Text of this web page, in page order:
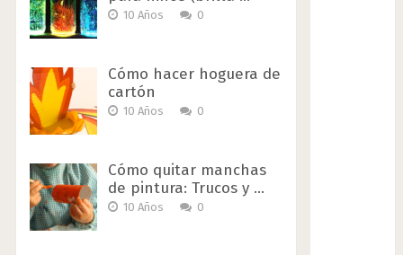
10 Años 0
Cómo hacer hoguera de
cartón
10 Años 0
Cómo quitar manchas
de pintura: Trucos y …
10 Años 0